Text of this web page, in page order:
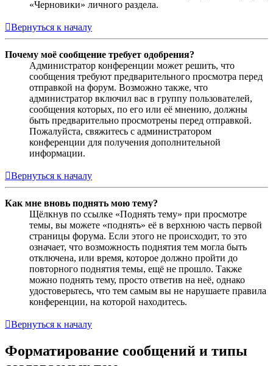
«Черновики» личного раздела.
Вернуться к началу
Почему моё сообщение требует одобрения?
Администратор конференции может решить, что
сообщения требуют предварительного просмотра перед
отправкой на форум. Возможно также, что
администратор включил вас в группу пользователей,
сообщения которых, по его или её мнению, должны
быть предварительно просмотрены перед отправкой.
Пожалуйста, свяжитесь с администратором
конференции для получения дополнительной
информации.
Вернуться к началу
Как мне вновь поднять мою тему?
Щёлкнув по ссылке «Поднять тему» при просмотре
темы, вы можете «поднять» её в верхнюю часть первой
страницы форума. Если этого не происходит, то это
означает, что возможность поднятия тем могла быть
отключена, или время, которое должно пройти до
повторного поднятия темы, ещё не прошло. Также
можно поднять тему, просто ответив на неё, однако
удостоверьтесь, что тем самым вы не нарушаете правила
конференции, на которой находитесь.
Вернуться к началу
Форматирование сообщений и типы